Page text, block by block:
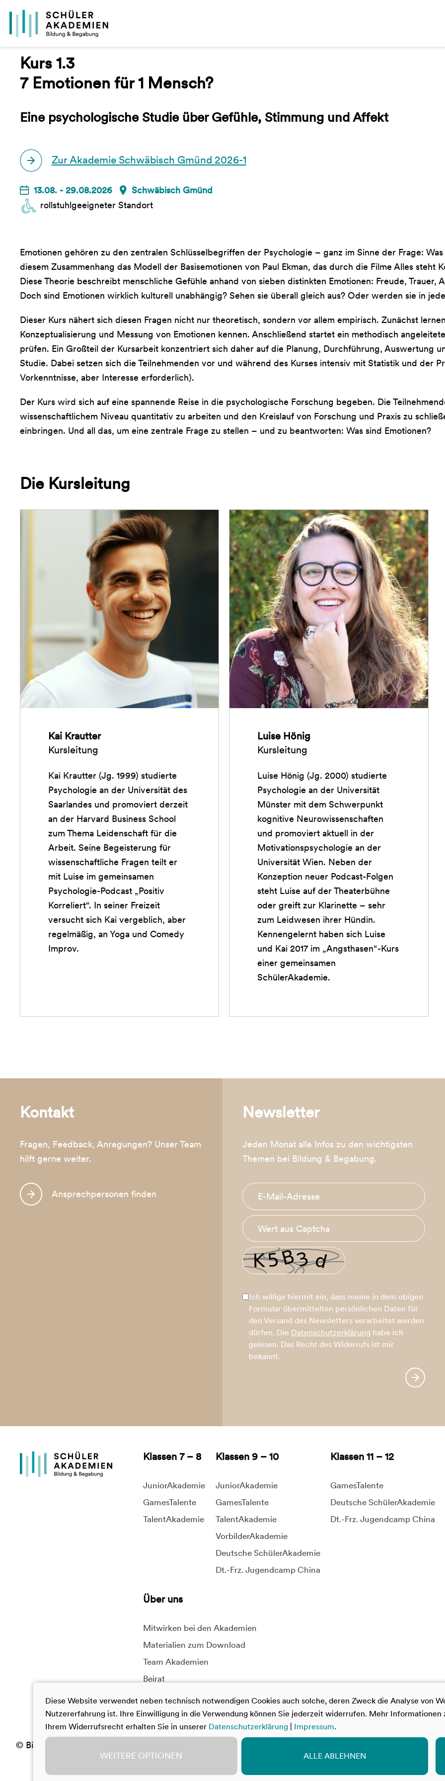
Kurs 1.3
7 Emotionen für 1 Mensch?
Eine psychologische Studie über Gefühle, Stimmung und Affekt
Zur Akademie Schwäbisch Gmünd 2026-1
13.08. - 29.08.2026
Schwäbisch Gmünd
rollstuhlgeeigneter Standort
Emotionen gehören zu den zentralen Schlüsselbegriffen der Psychologie – ganz im Sinne der Frage:
diesem Zusammenhang das Modell der Basisemotionen von Paul Ekman, das durch die Filme Alles steht
Diese Theorie beschreibt menschliche Gefühle anhand von sieben distinkten Emotionen: Freude, Trauer,
Doch sind Emotionen wirklich kulturell unabhängig? Sehen sie überall gleich aus? Oder werden sie in
Dieser Kurs nähert sich diesen Fragen nicht nur theoretisch, sondern vor allem empirisch. Zunächst
Konzeptualisierung und Messung von Emotionen kennen. Anschließend startet ein methodisch
prüfen. Ein Großteil der Kursarbeit konzentriert sich daher auf die Planung, Durchführung, Auswertung
Studie. Dabei setzen sich die Teilnehmenden vor und während des Kurses intensiv mit Statistik und der
Vorkenntnisse, aber Interesse erforderlich).
Der Kurs wird sich auf eine spannende Reise in die psychologische Forschung begeben. Die
wissenschaftlichem Niveau quantitativ zu arbeiten und den Kreislauf von Forschung und Praxis zu
einbringen. Und all das, um eine zentrale Frage zu stellen – und zu beantworten: Was sind Emotionen?
Die Kursleitung
Kai Krautter
Kursleitung
Kai Krautter (Jg. 1999) studierte
Psychologie an der Universität des
Saarlandes und promoviert derzeit
an der Harvard Business School
zum Thema Leidenschaft für die
Arbeit. Seine Begeisterung für
wissenschaftliche Fragen teilt er
mit Luise im gemeinsamen
Psychologie-Podcast „Positiv
Korreliert“. In seiner Freizeit
versucht sich Kai vergeblich, aber
regelmäßig, an Yoga und Comedy
Improv.
Luise Hönig
Kursleitung
Luise Hönig (Jg. 2000) studierte
Psychologie an der Universität
Münster mit dem Schwerpunkt
kognitive Neurowissenschaften
und promoviert aktuell in der
Motivationspsychologie an der
Universität Wien. Neben der
Konzeption neuer Podcast-Folgen
steht Luise auf der Theaterbühne
oder greift zur Klarinette – sehr
zum Leidwesen ihrer Hündin.
Kennengelernt haben sich Luise
und Kai 2017 im „Angsthasen“-Kurs
einer gemeinsamen
SchülerAkademie.
Kontakt
Fragen, Feedback, Anregungen? Unser Team
hilft gerne weiter.
Ansprechpersonen finden
Newsletter
Jeden Monat alle Infos zu den wichtigsten
Themen bei Bildung & Begabung.
Ich willige hiermit ein, dass meine in dem obigen
Formular übermittelten persönlichen Daten für
den Versand des Newsletters verarbeitet werden
dürfen. Die Datenschutzerklärung habe ich
gelesen. Das Recht des Widerrufs ist mir
bekannt.
Klassen 7 – 8
JuniorAkademie
GamesTalente
TalentAkademie
Klassen 9 – 10
JuniorAkademie
GamesTalente
TalentAkademie
VorbilderAkademie
Deutsche SchülerAkademie
Dt.-Frz. Jugendcamp China
Klassen 11 – 12
GamesTalente
Deutsche SchülerAkademie
Dt.-Frz. Jugendcamp China
Über uns
Mitwirken bei den Akademien
Materialien zum Download
Team Akademien
Beirat
Bildung & Begabung
© Bildung & Begabung
Diese Website verwendet neben technisch notwendigen Cookies auch solche, deren Zweck die Analyse von
Nutzererfahrung ist. Ihre Einwilligung in die Verwendung können Sie jederzeit widerrufen. Mehr Informationen
Ihrem Widerrufsrecht erhalten Sie in unserer Datenschutzerklärung Impressum.
WEITERE OPTIONEN ALLE ABLEHNEN